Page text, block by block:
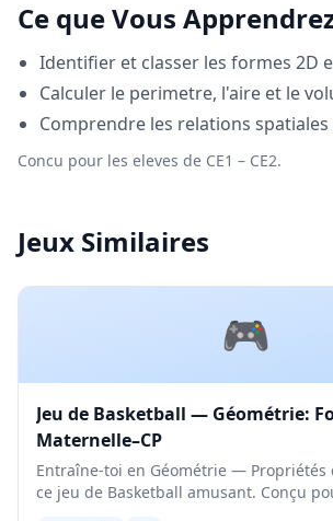
Ce que Vous
Identifier et classer les formes 2D
Calculer le perimetre, l'aire et le
Comprendre les relations
Concu pour les eleves de CE1 – CE2.
Jeux Similaires
🎮
Jeu de Basketball — Géométrie:
Maternelle–CP
Entraîne-toi en Géométrie — Propriétés
ce jeu de Basketball amusant. Conçu